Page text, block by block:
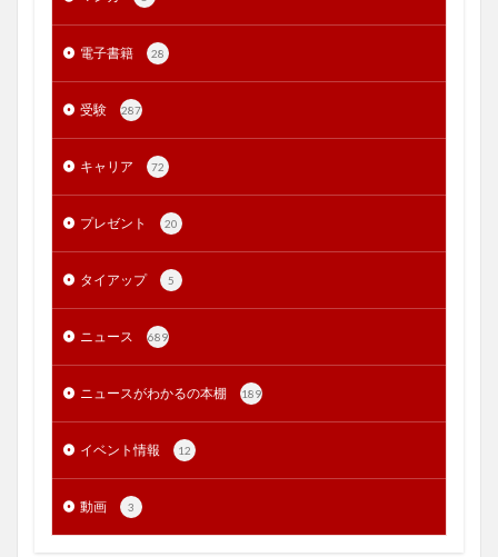
電子書籍 28
受験 287
キャリア 72
プレゼント 20
タイアップ 5
ニュース 689
ニュースがわかるの本棚 189
イベント情報 12
動画 3